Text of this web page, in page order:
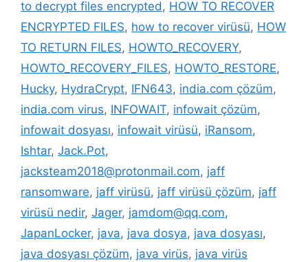
to decrypt files encrypted, HOW TO RECOVER
ENCRYPTED FILES, how to recover virüsü, HOW
TO RETURN FILES, HOWTO_RECOVERY,
HOWTO_RECOVERY_FILES, HOWTO_RESTORE,
Hucky, HydraCrypt, IFN643, india.com çözüm,
india.com virus, INFOWAIT, infowait çözüm,
infowait dosyası, infowait virüsü, iRansom,
Ishtar, Jack.Pot,
jacksteam2018@protonmail.com, jaff
ransomware, jaff virüsü, jaff virüsü çözüm, jaff
virüsü nedir, Jager, jamdom@qq.com,
JapanLocker, java, java dosya, java dosyası,
java dosyası çözüm, java virüs, java virüs